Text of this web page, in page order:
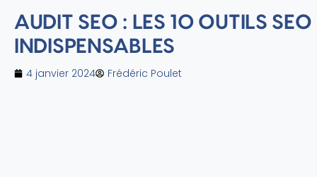
AUDIT SEO : LES 10 OUTILS SEO
INDISPENSABLES
4 janvier 2024 Frédéric Poulet